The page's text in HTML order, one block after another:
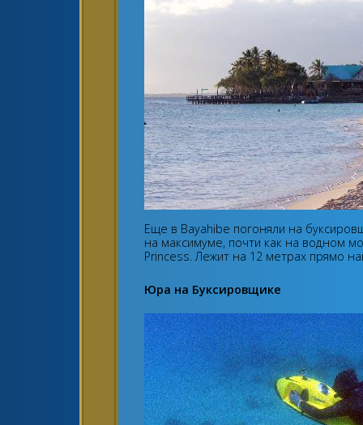
Еще в Bayahibe погоняли на
на максимуме, почти как на водном
Princess. Лежит на 12 метрах прямо
Юра на Буксировщике